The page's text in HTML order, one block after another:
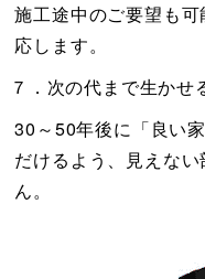
施工途中のご要望も
応します。
７．次の代まで生かせ
30～50年後に「良い
だけるよう、見えな
ん。